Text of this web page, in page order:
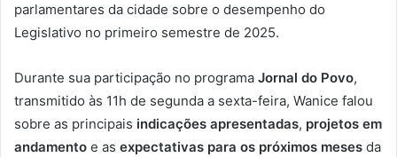
parlamentares da cidade sobre o desempenho do
Legislativo no primeiro semestre de 2025.
Durante sua participação no programa Jornal do Povo,
transmitido às 11h de segunda a sexta-feira, Wanice falou
sobre as principais indicações apresentadas, projetos em
andamento e as expectativas para os próximos meses da